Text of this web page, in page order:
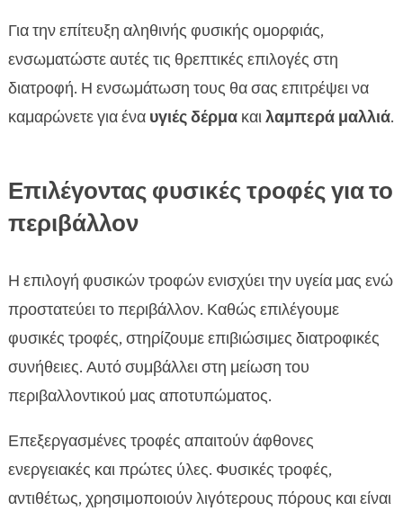
Για την επίτευξη αληθινής φυσικής ομορφιάς,
ενσωματώστε αυτές τις θρεπτικές επιλογές στη
διατροφή. Η ενσωμάτωση τους θα σας επιτρέψει να
καμαρώνετε για ένα υγιές δέρμακαιλαμπερά μαλλιά.
Επιλέγοντας φυσικές τροφές για το
περιβάλλον
Η επιλογή φυσικών τροφών ενισχύει την υγεία μας ενώ
προστατεύει το περιβάλλον. Καθώς επιλέγουμε
φυσικές τροφές, στηρίζουμε επιβιώσιμες διατροφικές
συνήθειες. Αυτό συμβάλλει στη μείωση του
περιβαλλοντικού μας αποτυπώματος.
Επεξεργασμένες τροφές απαιτούν άφθονες
ενεργειακές και πρώτες ύλες. Φυσικές τροφές,
αντιθέτως, χρησιμοποιούν λιγότερους πόρους και είναι